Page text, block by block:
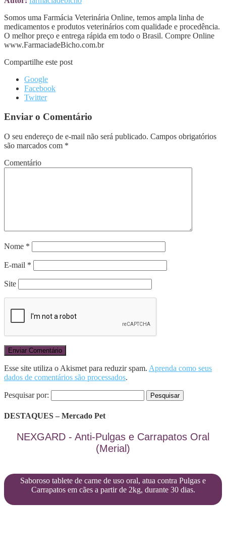
Somos uma Farmácia Veterinária Online, temos ampla linha de
medicamentos e produtos veterinários com qualidade e procedência.
O melhor preço e entrega rápida em todo o Brasil. Compre Online
www.FarmaciadeBicho.com.br
Compartilhe este post
Google
Facebook
Twitter
Enviar o Comentário
O seu endereço de e-mail não será publicado. Campos obrigatórios
são marcados com *
Comentário
Nome *
E-mail *
Site
Esse site utiliza o Akismet para reduzir spam. Aprenda como seus
dados de comentários são processados.
Pesquisar por:
DESTAQUES – Mercado Pet
NEXGARD - Anti-Pulgas e Carrapatos Oral
(Merial)
Saboroso tablete de carne de uso oral, atua contra Pulgas e
Carrapatos em cães a partir de 2kg, durante 30 dias.